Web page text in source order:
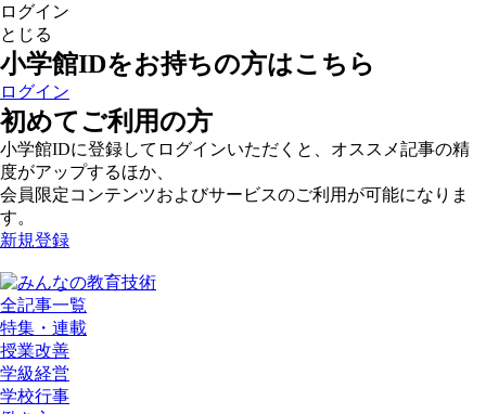
ログイン
とじる
小学館IDをお持ちの方はこちら
ログイン
初めてご利用の方
小学館IDに登録してログインいただくと、オススメ記事の精
度がアップするほか、
会員限定コンテンツおよびサービスのご利用が可能になりま
す。
新規登録
全記事一覧
特集・連載
授業改善
学級経営
学校行事